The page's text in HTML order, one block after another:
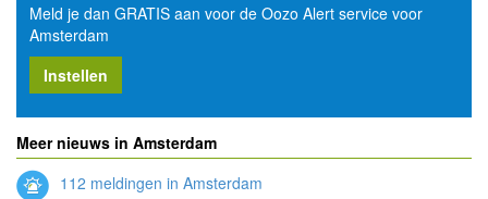
Meld je dan GRATIS aan voor de Oozo Alert service voor
Amsterdam
Instellen
Meer nieuws in Amsterdam
112 meldingen in Amsterdam